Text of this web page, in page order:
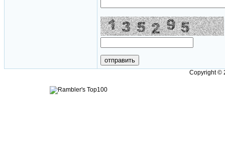
Copyright ©